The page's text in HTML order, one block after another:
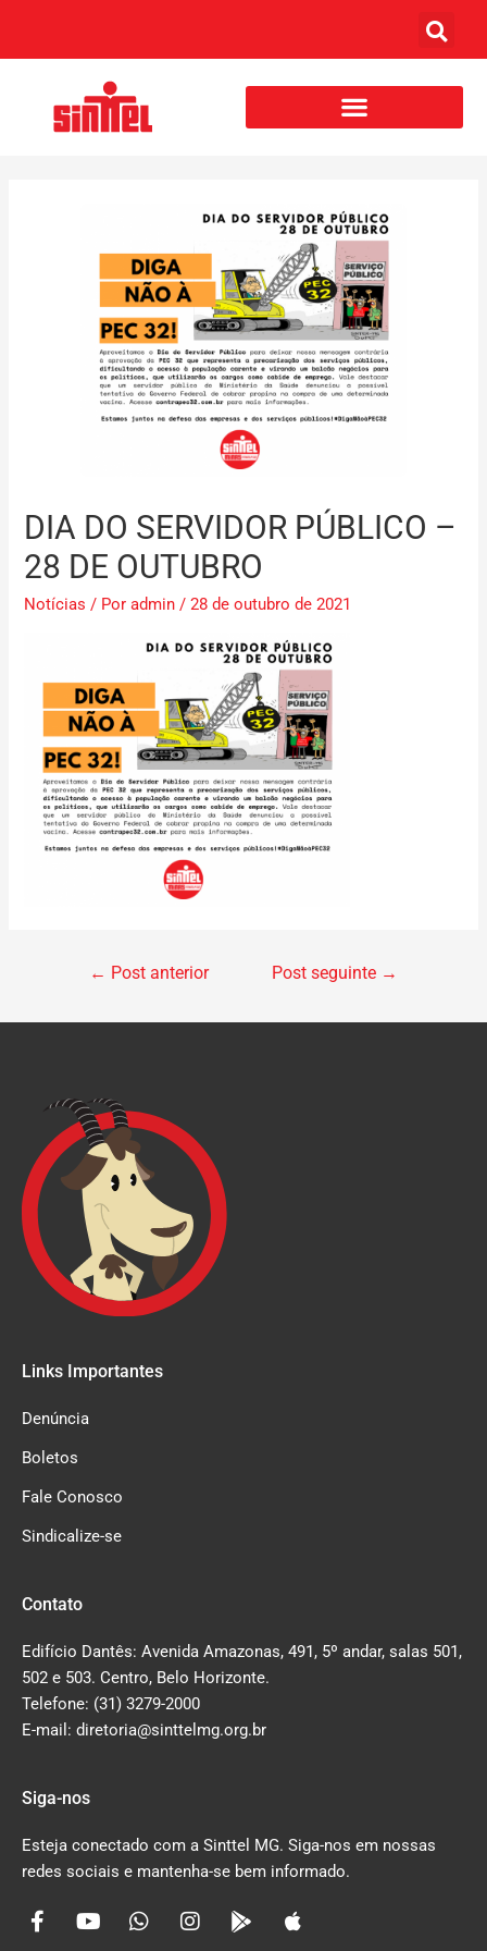
DIA DO SERVIDOR PÚBLICO –
28 DE OUTUBRO
Notícias / Poradmin /28 de outubro de 2021
← Post anterior Post seguinte →
Links Importantes
Denúncia
Boletos
Fale Conosco
Sindicalize-se
Contato
Edifício Dantês: Avenida Amazonas, 491, 5º andar, salas 501,
502 e 503. Centro, Belo Horizonte.
Telefone: (31) 3279-2000
E-mail: diretoria@sinttelmg.org.br
Siga-nos
Esteja conectado com a Sinttel MG. Siga-nos em nossas
redes sociais e mantenha-se bem informado.